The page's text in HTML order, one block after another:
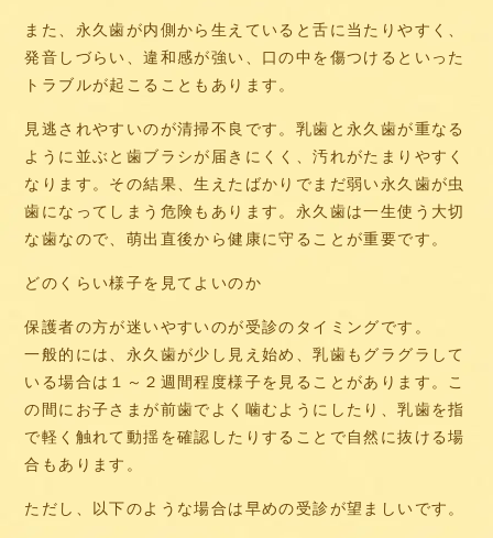
また、永久歯が内側から生えていると舌に当たりやすく、
発音しづらい、違和感が強い、口の中を傷つけるといった
トラブルが起こることもあります。
見逃されやすいのが清掃不良です。乳歯と永久歯が重なる
ように並ぶと歯ブラシが届きにくく、汚れがたまりやすく
なります。その結果、生えたばかりでまだ弱い永久歯が虫
歯になってしまう危険もあります。永久歯は一生使う大切
な歯なので、萌出直後から健康に守ることが重要です。
どのくらい様子を見てよいのか
保護者の方が迷いやすいのが受診のタイミングです。
一般的には、永久歯が少し見え始め、乳歯もグラグラして
いる場合は１～２週間程度様子を見ることがあります。こ
の間にお子さまが前歯でよく噛むようにしたり、乳歯を指
で軽く触れて動揺を確認したりすることで自然に抜ける場
合もあります。
ただし、以下のような場合は早めの受診が望ましいです。